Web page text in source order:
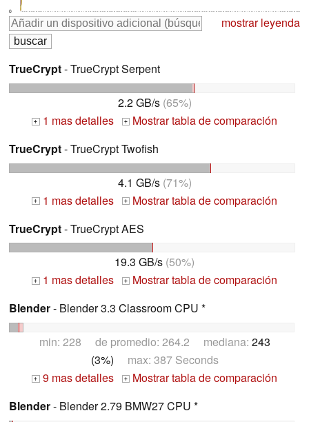
0
mostrar leyenda
TrueCrypt- TrueCrypt Serpent
2.2 GB/s(65%)
+ 1 mas detalles +
Mostrar tabla de comparación
TrueCrypt- TrueCrypt Twofish
4.1 GB/s(71%)
+ 1 mas detalles +
Mostrar tabla de comparación
TrueCrypt- TrueCrypt AES
19.3 GB/s (50%)
+ 1 mas detalles +
Mostrar tabla de comparación
Blender- Blender 3.3 Classroom CPU *
min: 228 de promedio: 264.2 mediana: 243
(3%) max: 387 Seconds
+ 9 mas detalles +
Mostrar tabla de comparación
Blender- Blender 2.79 BMW27 CPU *